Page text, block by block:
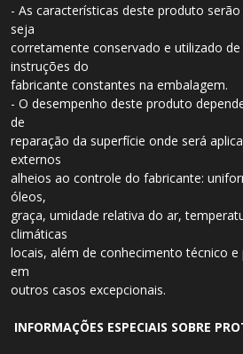
- As características deste produto
seja
corretamente conservado e utilizado
instruções do
fabricante constantes na embalagem.
- O desempenho deste produto
de
reparação da superfície onde será
externos
alheios ao controle do fabricante:
óleos,
graça, umidade relativa do ar,
climáticas
locais, além de conhecimento técnico
em
outros casos excepcionais.
INFORMAÇÕES ESPECIAIS SOBRE